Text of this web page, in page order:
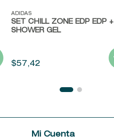
Vista rápida
ADIDAS
SET CHILL ZONE EDP EDP +
SHOWER GEL
$57,42
Mi Cuenta